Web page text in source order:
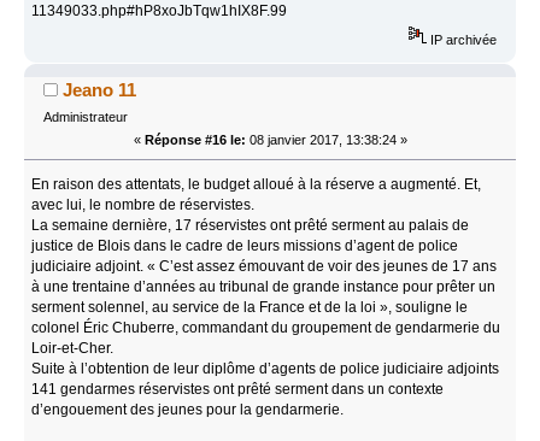
11349033.php#hP8xoJbTqw1hIX8F.99
IP archivée
Jeano 11
Administrateur
« Réponse #16 le: 08 janvier 2017, 13:38:24 »
En raison des attentats, le budget alloué à la réserve a augmenté. Et,
avec lui, le nombre de réservistes.
La semaine dernière, 17 réservistes ont prêté serment au palais de
justice de Blois dans le cadre de leurs missions d’agent de police
judiciaire adjoint. « C’est assez émouvant de voir des jeunes de 17 ans
à une trentaine d’années au tribunal de grande instance pour prêter un
serment solennel, au service de la France et de la loi », souligne le
colonel Éric Chuberre, commandant du groupement de gendarmerie du
Loir-et-Cher.
Suite à l’obtention de leur diplôme d’agents de police judiciaire adjoints
141 gendarmes réservistes ont prêté serment dans un contexte
d’engouement des jeunes pour la gendarmerie.